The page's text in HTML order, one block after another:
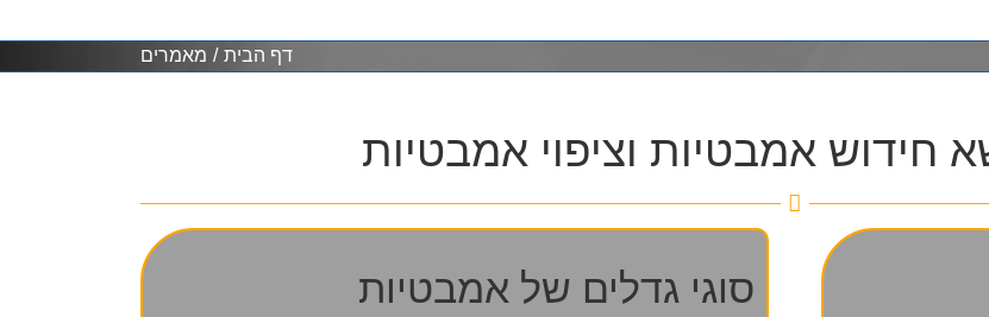
דף הבית / מאמרים
חידוש אמבטיות וציפוי אמבטיות
סוגי גדלים של אמבטיות